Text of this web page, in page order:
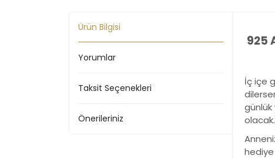
Ürün Bilgisi
Yorumlar
Taksit Seçenekleri
Önerileriniz
925
İç içe
günlük
hediye